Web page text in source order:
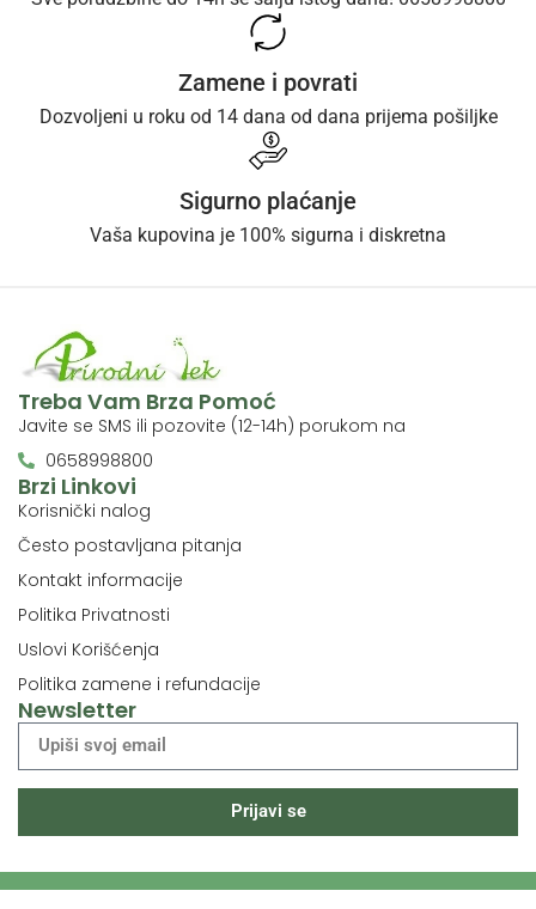
Zamene i povrati
Dozvoljeni u roku od 14 dana od dana prijema pošiljke
Sigurno plaćanje
Vaša kupovina je 100% sigurna i diskretna
Brzi Linkovi
Korisnički nalog
Često postavljana pitanja
Kontakt informacije
Politika Privatnosti
Uslovi Korišćenja
Politika zamene i refundacije
Treba Vam Brza Pomoć
Javite se SMS ili pozovite (12-14h) porukom na
0658998800
Newsletter
Prijavi se
© 2024 Prirodni Lek